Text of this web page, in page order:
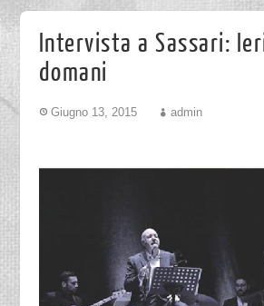
Intervista a Sassari:
domani
Giugno 13, 2015 admin